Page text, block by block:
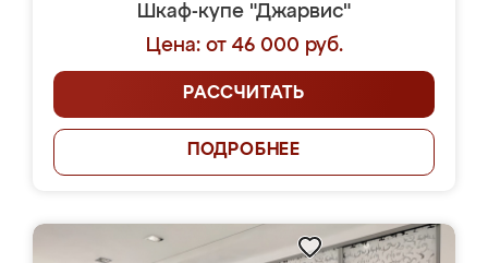
Шкаф-купе "Джарвис"
Цена: от 46 000 руб.
РАССЧИТАТЬ
ПОДРОБНЕЕ